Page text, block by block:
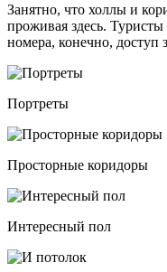
Занятно, что холлы и
проживая здесь.
номера, конечно, доступ
Портреты
Просторные коридоры
Интересный пол